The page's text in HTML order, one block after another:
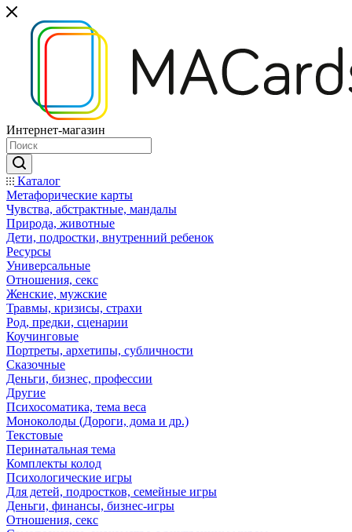
Интернет-магазин
Каталог
Mетафорические карты
Чувства, абстрактные, мандалы
Природа, животные
Дети, подростки, внутренний ребенок
Ресурсы
Универсальные
Отношения, секс
Женские, мужские
Травмы, кризисы, страхи
Род, предки, сценарии
Коучинговые
Портреты, архетипы, субличности
Сказочные
Деньги, бизнес, профессии
Другие
Психосоматика, тема веса
Моноколоды (Дороги, дома и др.)
Текстовые
Перинатальная тема
Комплекты колод
Психологические игры
Для детей, подростков, семейные игры
Деньги, финансы, бизнес-игры
Отношения, секс